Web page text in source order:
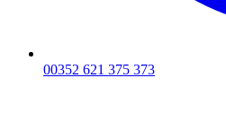
00352 621 375 373